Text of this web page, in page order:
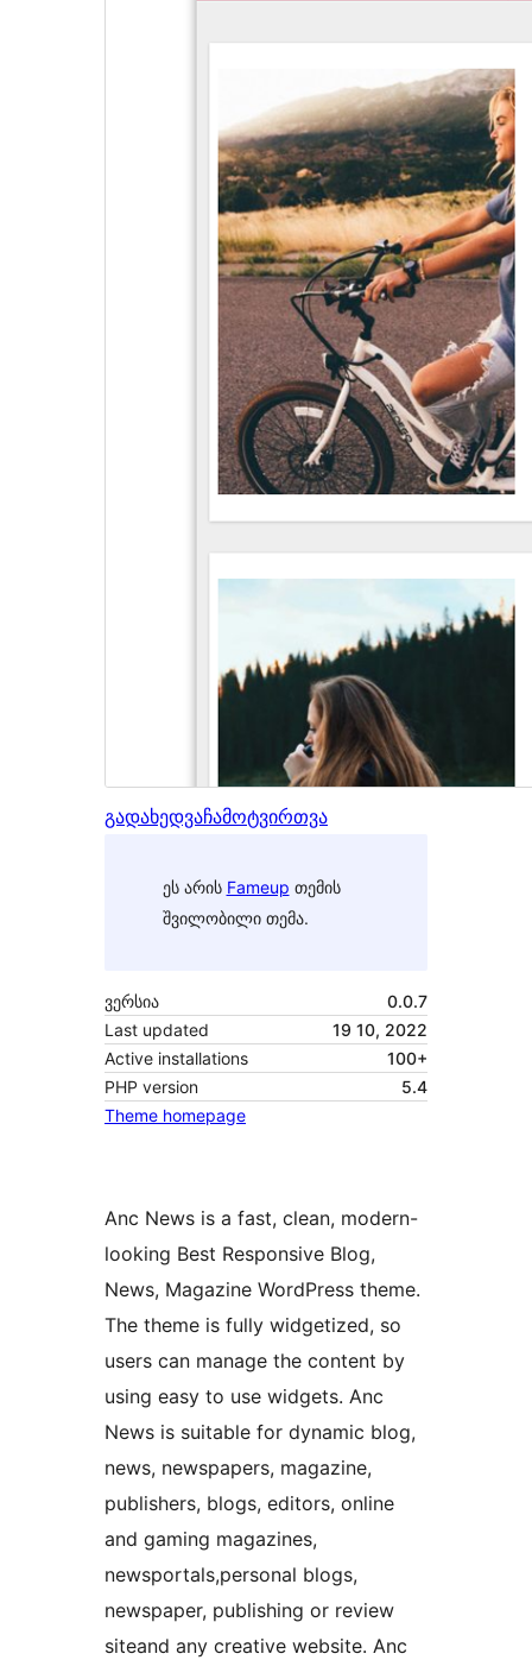
გადახედვაჩამოტვირთვა
ეს არის Fameup თემის
შვილობილი თემა.
ვერსია
0.0.7
Last updated
19 10, 2022
Active installations
100+
PHP version
5.4
Theme homepage
Anc News is a fast, clean, modern-
looking Best Responsive Blog,
News, Magazine WordPress theme.
The theme is fully widgetized, so
users can manage the content by
using easy to use widgets. Anc
News is suitable for dynamic blog,
news, newspapers, magazine,
publishers, blogs, editors, online
and gaming magazines,
newsportals,personal blogs,
newspaper, publishing or review
siteand any creative website. Anc